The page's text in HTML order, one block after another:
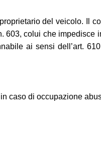
del veicolo. Il
colui che impedisce
ai sensi dell’art.
caso di occupazione